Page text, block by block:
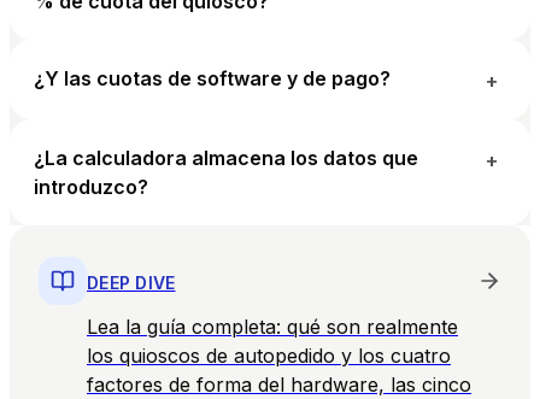
¿Y las cuotas de software y de pago? +
¿La calculadora almacena los datos que
introduzco?
+
DEEP DIVE
Lea la guía completa: qué son realmente
los quioscos de autopedido y los cuatro
factores de forma del hardware, las cinco